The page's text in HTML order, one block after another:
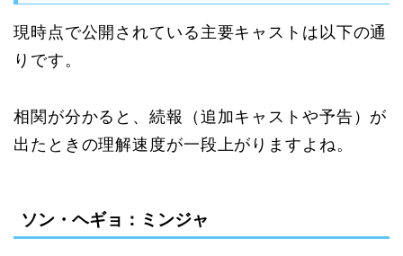
現時点で公開されている主要キャストは以下の通
りです。
相関が分かると、続報（追加キャストや予告）が
出たときの理解速度が一段上がりますよね。
ソン・ヘギョ：ミンジャ